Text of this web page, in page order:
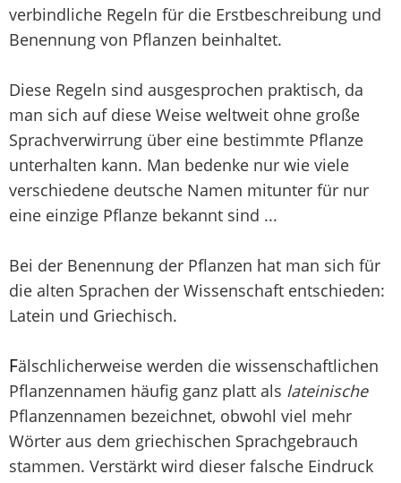
verbindliche Regeln für die Erstbeschreibung und
Benennung von Pflanzen beinhaltet.
Diese Regeln sind ausgesprochen praktisch, da
man sich auf diese Weise weltweit ohne große
Sprachverwirrung über eine bestimmte Pflanze
unterhalten kann. Man bedenke nur wie viele
verschiedene deutsche Namen mitunter für nur
eine einzige Pflanze bekannt sind ...
Bei der Benennung der Pflanzen hat man sich für
die alten Sprachen der Wissenschaft entschieden:
Latein und Griechisch.
Fälschlicherweise werden die wissenschaftlichen
Pflanzennamen häufig ganz platt als lateinische
Pflanzennamen bezeichnet, obwohl viel mehr
Wörter aus dem griechischen Sprachgebrauch
stammen. Verstärkt wird dieser falsche Eindruck